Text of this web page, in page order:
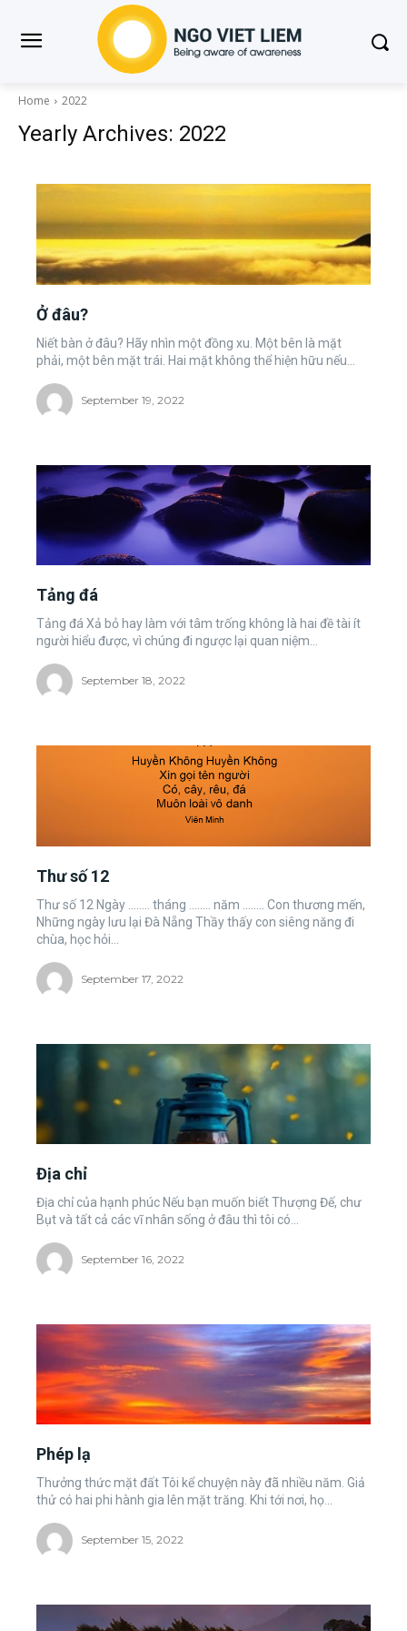
Home 2022
Yearly Archives: 2022
Ở đâu?
Niết bàn ở đâu? Hãy nhìn một đồng xu. Một bên là mặt
phải, một bên mặt trái. Hai mặt không thể hiện hữu nếu...
September 19, 2022
Tảng đá
Tảng đá Xả bỏ hay làm với tâm trống không là hai đề tài ít
người hiểu được, vì chúng đi ngược lại quan niệm...
September 18, 2022
Thư số 12
Thư số 12 Ngày ........ tháng ........ năm ........ Con thương mến,
Những ngày lưu lại Đà Nẵng Thầy thấy con siêng năng đi
chùa, học hỏi...
September 17, 2022
Địa chỉ
Địa chỉ của hạnh phúc Nếu bạn muốn biết Thượng Đế, chư
Bụt và tất cả các vĩ nhân sống ở đâu thì tôi có...
September 16, 2022
Phép lạ
Thưởng thức mặt đất Tôi kể chuyện này đã nhiều năm. Giả
thử có hai phi hành gia lên mặt trăng. Khi tới nơi, họ...
September 15, 2022